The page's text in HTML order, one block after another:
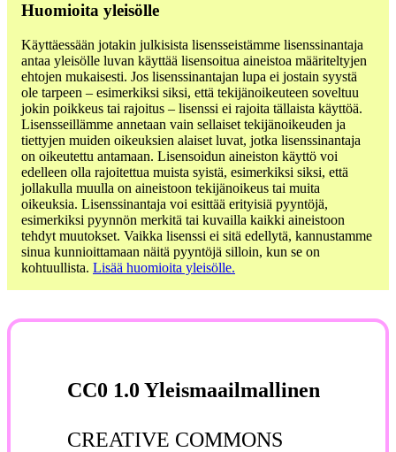
Huomioita yleisölle
Käyttäessään jotakin julkisista lisensseistämme lisenssinantaja
antaa yleisölle luvan käyttää lisensoitua aineistoa määriteltyjen
ehtojen mukaisesti. Jos lisenssinantajan lupa ei jostain syystä
ole tarpeen – esimerkiksi siksi, että tekijänoikeuteen soveltuu
jokin poikkeus tai rajoitus – lisenssi ei rajoita tällaista käyttöä.
Lisensseillämme annetaan vain sellaiset tekijänoikeuden ja
tiettyjen muiden oikeuksien alaiset luvat, jotka lisenssinantaja
on oikeutettu antamaan. Lisensoidun aineiston käyttö voi
edelleen olla rajoitettua muista syistä, esimerkiksi siksi, että
jollakulla muulla on aineistoon tekijänoikeus tai muita
oikeuksia. Lisenssinantaja voi esittää erityisiä pyyntöjä,
esimerkiksi pyynnön merkitä tai kuvailla kaikki aineistoon
tehdyt muutokset. Vaikka lisenssi ei sitä edellytä, kannustamme
sinua kunnioittamaan näitä pyyntöjä silloin, kun se on
kohtuullista. Lisää huomioita yleisölle.
CC0 1.0 Yleismaailmallinen
CREATIVE COMMONS